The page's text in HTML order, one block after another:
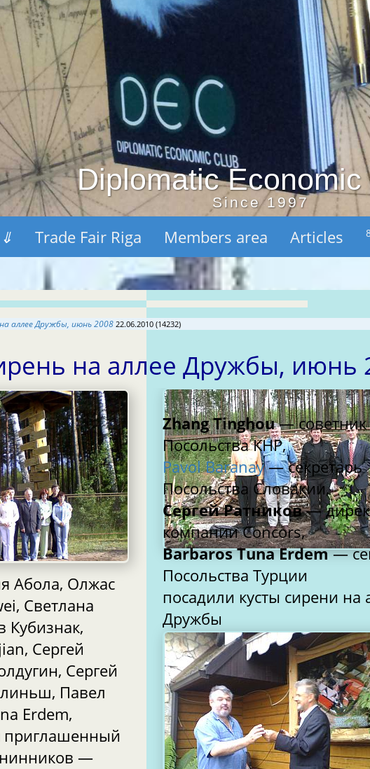
Diplomatic Economic
Since 1997
⇓ Trade Fair Riga Members area Articles
аллее Дружбы, июнь 2008 22.06.2010 (14232)
на аллее Дружбы, июнь
Абола, Олжас
Светлана
Кубизнак,
Сергей
Сергей
Павел
Erdem,
приглашенный
—
Zhang Tinghou— советник
Посольства КНР,
Pavol Baranay— секретарь
Посольства Словакии,
Сергей Ратников—
компании Concors,
Barbaros Tuna Erdem—
Посольства Турции
посадили кусты сирени на
Дружбы